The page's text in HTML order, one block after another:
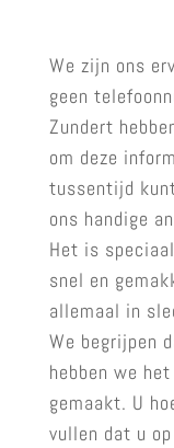
We zijn ons
geen
Zundert
om deze
tussentijd
ons handige
Het is
snel en
allemaal in
We begrijpen
hebben we
gemaakt. U
vullen dat u